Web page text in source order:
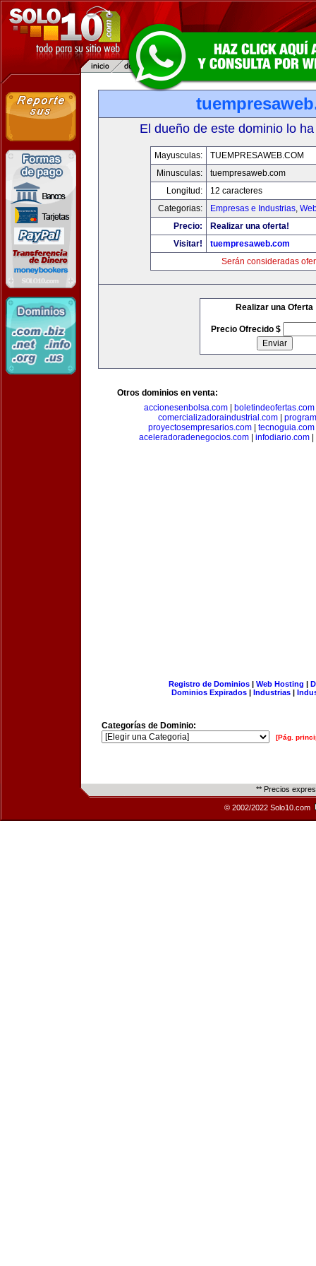
El dueño de este dominio lo
Mayusculas:
TUEMPRESAWEB.COM
Minusculas:
tuempresaweb.com
Longitud:
12 caracteres
Categorias:
Empresas e Industrias,
Precio:
Realizar una oferta!
Visitar!
tuempresaweb.com
Serán consideradas
Realizar una Oferta
Precio Ofrecido $
Otros dominios en venta:
accionesenbolsa.com
boletindeofertas.com
comercializadoraindustrial.com
proyectosempresarios.com
tecnoguia.com
aceleradoradenegocios.com| infodiario.com|
Registro de Dominios| Web Hosting |
Dominios Expirados | Industrias |
Categorías de Dominio:
[Pág.
** Precios
© 2002/2022 Solo10.com